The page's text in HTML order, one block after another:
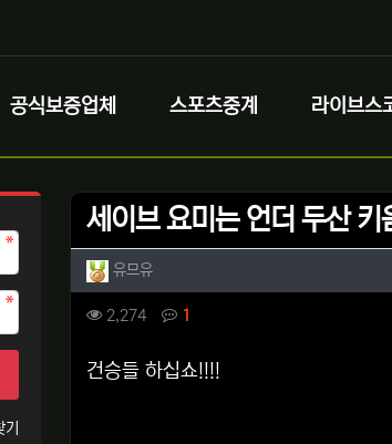
공식보증업체 스포츠중계 라이브스
세이브 요미는 언더 두산 키
작성자 정보
유므유작성
컨텐츠 정보
2,274조회 1
본문
건승들 하십쇼!!!!